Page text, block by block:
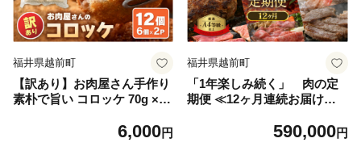
福井県越前町
【訳あり】お肉屋さん手作り
素朴で旨い コロッケ 70g × 1
冷凍コロッケ 惣菜 手作り 揚
6,000円
福井県越前町
「1年楽しみ続く」 肉の定
期便 ≪12ヶ月連続お届け≫
若狭牛ボリューム満点 厳選プ
590,000円